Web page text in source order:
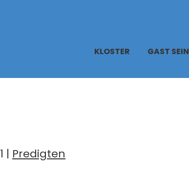
KLOSTER GAST SEIN
| Predigten